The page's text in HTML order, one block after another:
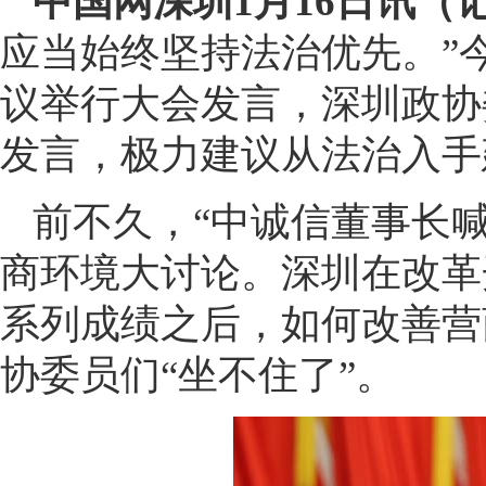
应当始终坚持法治优先。”
议举行大会发言，深圳政
发言，极力建议从法治入
前不久，“中诚信董事长
商环境大讨论。深圳在改
系列成绩之后，如何改善
协委员们“坐不住了”。